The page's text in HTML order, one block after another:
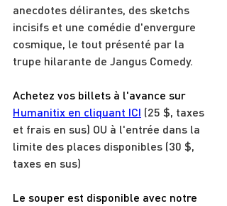
anecdotes délirantes, des sketchs
incisifs et une comédie d'envergure
cosmique, le tout présenté par la
trupe hilarante de Jangus Comedy.
Achetez vos billets à l'avance sur
Humanitix en cliquant ICI (25 $, taxes
et frais en sus) OU à l'entrée dans la
limite des places disponibles (30 $,
taxes en sus)
Le souper est disponible avec notre